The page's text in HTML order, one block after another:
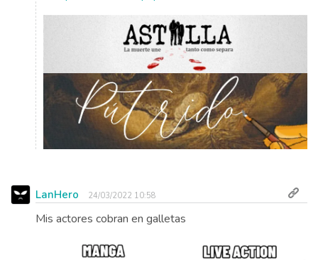
LanHero 24/03/2022 10:58
Mis actores cobran en galletas